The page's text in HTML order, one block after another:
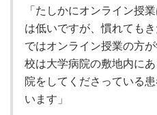
「たしかにオンライン授
は低いですが、慣れても
ではオンライン授業の方
校は大学病院の敷地内に
院をしてくださっている
います」